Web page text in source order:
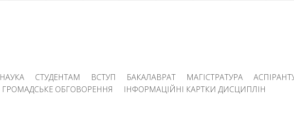
НАУКА СТУДЕНТАМ ВСТУП БАКАЛАВРАТ МАГІСТРАТУРА
ГРОМАДСЬКЕ ОБГОВОРЕННЯ ІНФОРМАЦІЙНІ КАРТКИ ДИСЦИПЛІН